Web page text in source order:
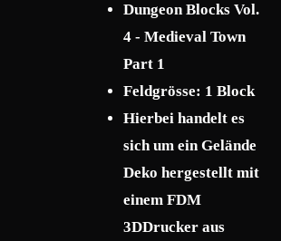
Dungeon Blocks Vol.
4 - Medieval Town
Part 1
Feldgrösse: 1 Block
Hierbei handelt es
sich um ein Gelände
Deko hergestellt mit
einem FDM
3DDrucker aus